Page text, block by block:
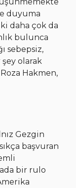
duyuma
daha çok da
bulunca
sebepsiz,
olarak
Hakmen,
Gezgin
başvuran
bir rulo